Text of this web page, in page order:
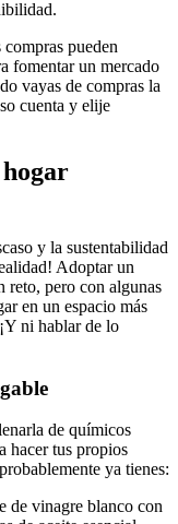
pueden
fomentar un mercado
vayas de compras la
cuenta y elije
hogar
y la sustentabilidad
Adoptar un
reto, pero con algunas
en un espacio más
ni hablar de lo
de químicos
hacer tus propios
ya tienes:
de vinagre blanco con